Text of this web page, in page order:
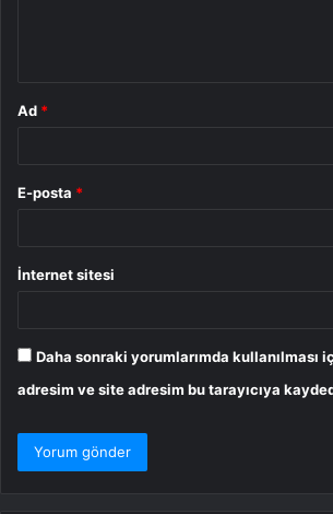
Ad *
E-posta *
İnternet sitesi
Daha sonraki yorumlarımda kullanılması
adresim ve site adresim bu tarayıcıya